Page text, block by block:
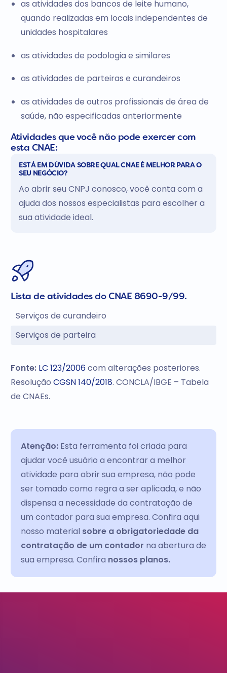
as atividades dos bancos de leite humano,
quando realizadas em locais independentes de
unidades hospitalares
as atividades de podologia e similares
as atividades de parteiras e curandeiros
as atividades de outros profissionais de área de
saúde, não especificadas anteriormente
Atividades que você não pode exercer com
esta CNAE:
ESTÁ EM DÚVIDA SOBRE QUAL CNAE É MELHOR PARA O
SEU NEGÓCIO?
Ao abrir seu CNPJ conosco, você conta com a
ajuda dos nossos especialistas para escolher a
sua atividade ideal.
Lista de atividades do CNAE 8690-9/99.
Serviços de curandeiro
Serviços de parteira
Fonte: LC 123/2006com alterações posteriores.
ResoluçãoCGSN 140/2018. CONCLA/IBGE – Tabela
de CNAEs.
Atenção:Esta ferramenta foi criada para
ajudar você usuário a encontrar a melhor
atividade para abrir sua empresa, não pode
ser tomado como regra a ser aplicada, e não
dispensa a necessidade da contratação de
um contador para sua empresa. Confira aqui
nosso material sobre a obrigatoriedade da
contratação de um contador na abertura de
sua empresa. Confira nossos planos.